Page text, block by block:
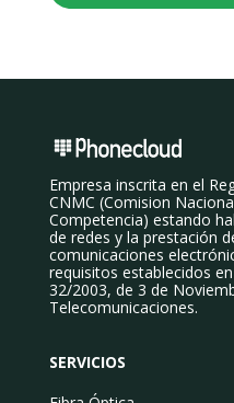
Empresa inscrita en el
CNMC (Comision
Competencia) estando
de redes y la prestación
comunicaciones
requisitos establecidos
32/2003, de 3 de
Telecomunicaciones.
SERVICIOS